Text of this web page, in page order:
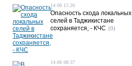
14.06 15:26
Опасность схода локальных
селей в Таджикистане
сохраняется, - КЧС (0)
14.06 08:37